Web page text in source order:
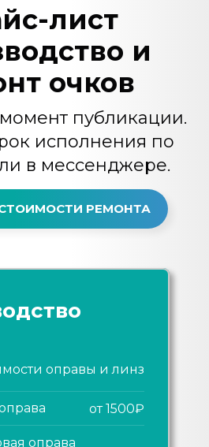
лист
и
очков
публикации.
исполнения по
в мессенджере.
РЕМОНТА
оправы и линз
от 1500₽
оправа